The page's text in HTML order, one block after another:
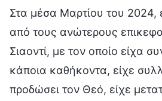
Στα μέσα Μαρτίου του
από τους ανώτερους
Σιαοντί, με τον οποίο είχα
κάποια καθήκοντα, είχε
προδώσει τον Θεό, είχε